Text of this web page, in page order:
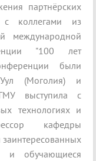
партнёрских
с коллегами из
международной
"100 лет
были
Уул (Моголия) и
выступила с
технологиях и
кафедры
и обучающиеся